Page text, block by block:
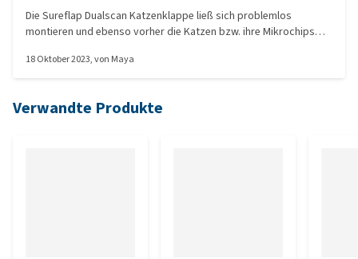
Die Sureflap Dualscan Katzenklappe ließ sich problemlos
montieren und ebenso vorher die Katzen bzw. ihre Mikrochips
Kater, wenn er nicht fit ist den Ausgang verweigern kann aber
die Klappe rein, wenn er so durch die Haustür rausflitzen sollte.
18 Oktober 2023, von Maya
Verwandte Produkte